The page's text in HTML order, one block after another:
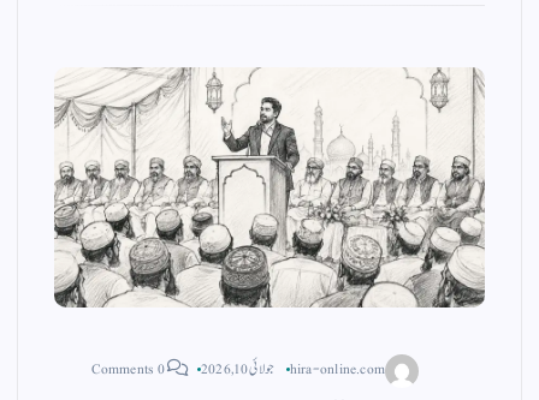
hira-online.com جولائی 10, 2026 0 Comments